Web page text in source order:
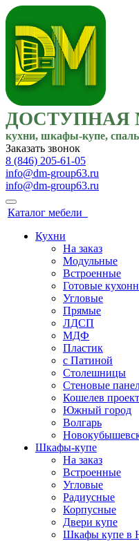
ДОСТУПНАЯ
кухни, шкафы-купе,
Заказать звонок
8 (846) 205-61-05
info@dm-group63.ru
info@dm-group63.ru
Каталог мебели
Кухни
На заказ
Модульные
Встроенные
Готовые
Угловые
Прямые
ЛДСП
МДФ
Пластик
с Патиной
Столешницы
Стеновые
Кошелев проект
Южный город
Волгарь
Шкафы-купе
На заказ
Встроенные
Угловые
Радиусные
Корпусные
Двери купе
Шкафы купе в